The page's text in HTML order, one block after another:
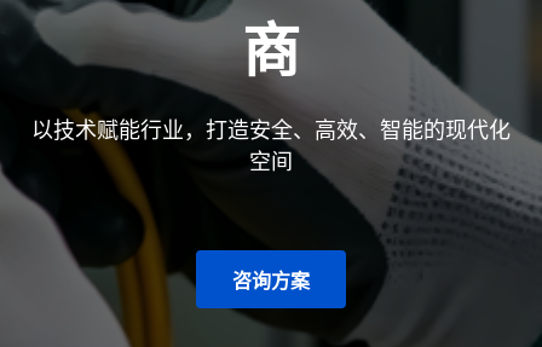
商
以技术赋能行业，打造安全、高效、智能的现代化
空间
咨询方案